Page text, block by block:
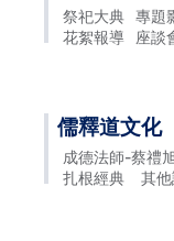
祭祀大典 專題
花絮報導
座談
儒釋道文化
成德法師-蔡禮
扎根經典
其